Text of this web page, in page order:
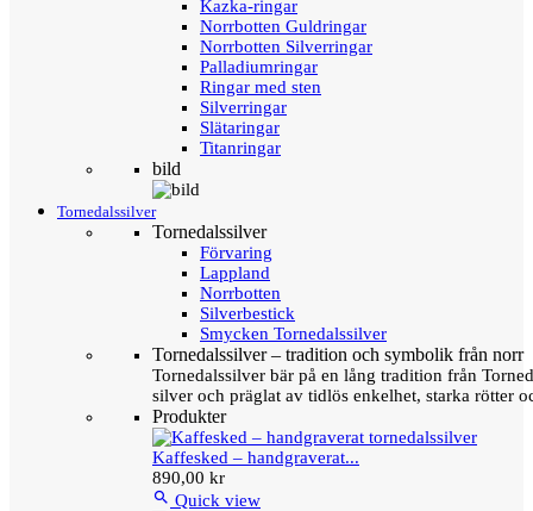
Kazka-ringar
Norrbotten Guldringar
Norrbotten Silverringar
Palladiumringar
Ringar med sten
Silverringar
Slätaringar
Titanringar
bild
Tornedalssilver
Tornedalssilver
Förvaring
Lappland
Norrbotten
Silverbestick
Smycken Tornedalssilver
Tornedalssilver – tradition och symbolik från norr
Tornedalssilver bär på en lång tradition från
silver och präglat av tidlös enkelhet, starka rötter
Produkter
Kaffesked – handgraverat...
890,00 kr
 Quick view